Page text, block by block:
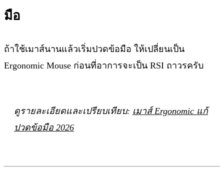
มือ
ถ้าใช้เมาส์นานแล้วเริ่มปวดข้อมือ ให้เปลี่ยนเป็น
Ergonomic Mouse ก่อนที่อาการจะเป็น RSI ถาวรครับ
ดูรายละเอียดและเปรียบเทียบ: เมาส์ Ergonomic แก้
ปวดข้อมือ 2026